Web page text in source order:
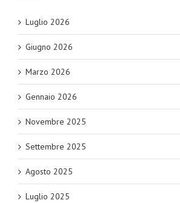
Luglio 2026
Giugno 2026
Marzo 2026
Gennaio 2026
Novembre 2025
Settembre 2025
Agosto 2025
Luglio 2025